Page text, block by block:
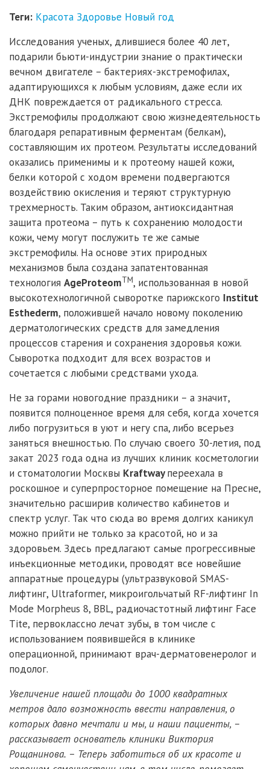
Теги: Красота Здоровье Новый год
Исследования ученых, длившиеся более 40 лет,
подарили бьюти-индустрии знание о практически
вечном двигателе – бактериях-экстремофилах,
адаптирующихся к любым условиям, даже если их
ДНК повреждается от радикального стресса.
Экстремофилы продолжают свою жизнедеятельность
благодаря репаративным ферментам (белкам),
составляющим их протеом. Результаты исследований
оказались применимы и к протеому нашей кожи,
белки которой с ходом времени подвергаются
воздействию окисления и теряют структурную
трехмерность. Таким образом, антиоксидантная
защита протеома – путь к сохранению молодости
кожи, чему могут послужить те же самые
экстремофилы. На основе этих природных
механизмов была создана запатентованная
технология AgeProteomTM, использованная в новой
высокотехнологичной сыворотке парижского Institut
Esthederm, положившей начало новому поколению
дерматологических средств для замедления
процессов старения и сохранения здоровья кожи.
Сыворотка подходит для всех возрастов и
сочетается с любыми средствами ухода.
Не за горами новогодние праздники – а значит,
появится полноценное время для себя, когда хочется
либо погрузиться в уют и негу спа, либо всерьез
заняться внешностью. По случаю своего 30-летия, под
закат 2023 года одна из лучших клиник косметологии
и стоматологии Москвы Kraftwayпереехала в
роскошное и суперпросторное помещение на Пресне,
значительно расширив количество кабинетов и
спектр услуг. Так что сюда во время долгих каникул
можно прийти не только за красотой, но и за
здоровьем. Здесь предлагают самые прогрессивные
инъекционные методики, проводят все новейшие
аппаратные процедуры (ультразвуковой SMAS-
лифтинг, Ultraformer, микроигольчатый RF-лифтинг In
Mode Morpheus 8, BBL, радиочастотный лифтинг Face
Tite, первоклассно лечат зубы, в том числе с
использованием появившейся в клинике
операционной, принимают врач-дерматовенеролог и
подолог.
Увеличение нашей площади до 1000 квадратных
метров дало возможность ввести направления, о
которых давно мечтали и мы, и наши пациенты, –
рассказывает основатель клиники Виктория
Рощанинова. – Теперь заботиться об их красоте и